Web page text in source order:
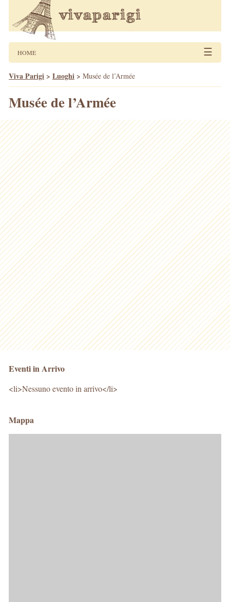
HOME ☰
Viva Parigi > Luoghi > Musée de l’Armée
Musée de l’Armée
Eventi in Arrivo
<li>Nessuno evento in arrivo</li>
Mappa